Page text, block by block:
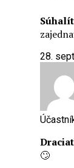
28.
🙄